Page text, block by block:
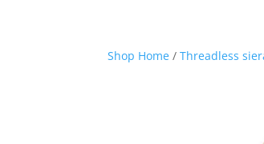
Shop Home /Threadless